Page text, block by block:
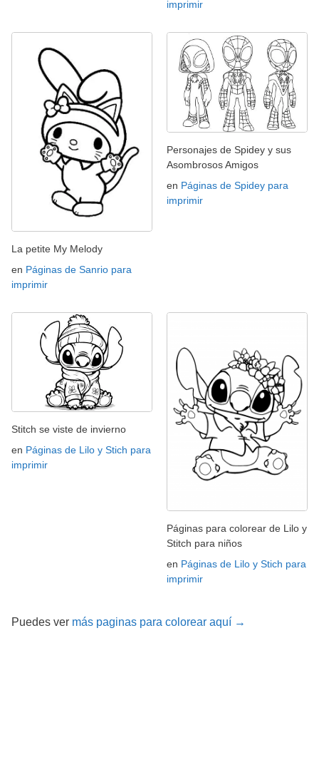
imprimir
La petite My Melody
en Páginas de Sanrio para
imprimir
Personajes de Spidey y sus
Asombrosos Amigos
en Páginas de Spidey para
imprimir
Stitch se viste de invierno
en Páginas de Lilo y Stich para
imprimir
Páginas para colorear de Lilo y
Stitch para niños
en Páginas de Lilo y Stich para
imprimir
Puedes ver más paginas para colorear aquí →